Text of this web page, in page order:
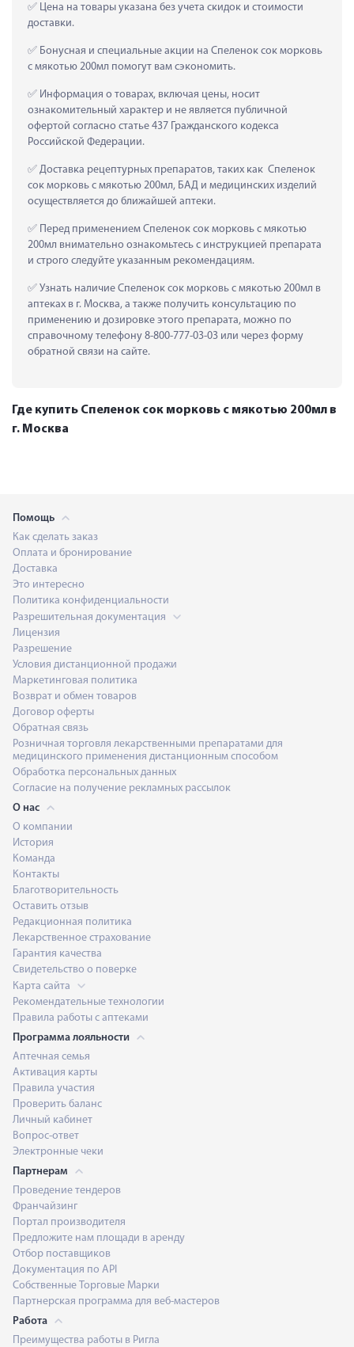
Цена на товары указана без учета скидок и стоимости
доставки.
Бонусная и специальные акции на Спеленок сок морковь
с мякотью 200мл помогут вам сэкономить.
Информация о товарах, включая цены, носит
ознакомительный характер и не является публичной
офертой согласно статье 437 Гражданского кодекса
Российской Федерации.
Доставка рецептурных препаратов, таких как  Спеленок
сок морковь с мякотью 200мл, БАД и медицинских изделий
осуществляется до ближайшей аптеки.
Перед применением Спеленок сок морковь с мякотью
200мл внимательно ознакомьтесь с инструкцией препарата
и строго следуйте указанным рекомендациям.
Узнать наличие Спеленок сок морковь с мякотью 200мл в
аптеках в г. Москва, а также получить консультацию по
применению и дозировке этого препарата, можно по
справочному телефону 8-800-777-03-03 или через форму
обратной связи на сайте.
Где купить Спеленок сок морковь с мякотью 200мл в
г. Москва
Помощь
Как сделать заказ
Оплата и бронирование
Доставка
Это интересно
Политика конфиденциальности
Разрешительная документация
Лицензия
Разрешение
Условия дистанционной продажи
Маркетинговая политика
Возврат и обмен товаров
Договор оферты
Обратная связь
Розничная торговля лекарственными препаратами для
медицинского применения дистанционным способом
Обработка персональных данных
Согласие на получение рекламных рассылок
О нас
О компании
История
Команда
Контакты
Благотворительность
Оставить отзыв
Редакционная политика
Лекарственное страхование
Гарантия качества
Свидетельство о поверке
Карта сайта
Рекомендательные технологии
Правила работы с аптеками
Программа лояльности
Аптечная семья
Активация карты
Правила участия
Проверить баланс
Личный кабинет
Вопрос-ответ
Электронные чеки
Партнерам
Проведение тендеров
Франчайзинг
Портал производителя
Предложите нам площади в аренду
Отбор поставщиков
Документация по API
Собственные Торговые Марки
Партнерская программа для веб-мастеров
Работа
Преимущества работы в Ригла